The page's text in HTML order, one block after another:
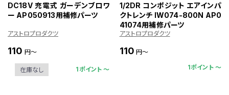
DC18V 充電式 ガーデンブロワ
ー AP050913用補修パーツ
アストロプロダクツ
110 円～
在庫なし 1ポイント 〜
1/2DR コンポジット エアインパ
クトレンチ IW074-800N AP0
41074用補修パーツ
アストロプロダクツ
110 円～
1ポイント 〜